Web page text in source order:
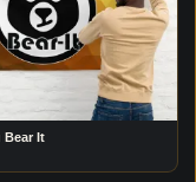
Bear It